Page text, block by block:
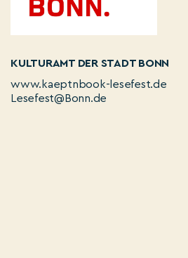
KULTURAMT DER STADT BONN
www.kaeptnbook-lesefest.de
Lesefest@Bonn.de